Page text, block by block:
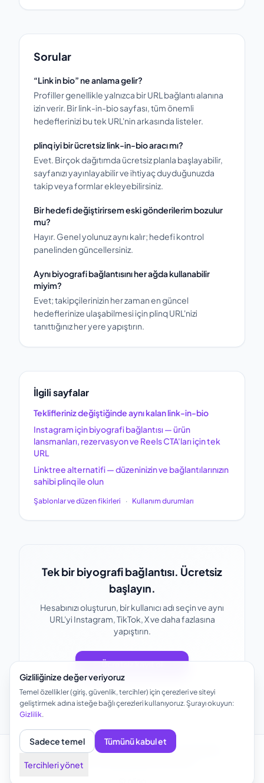
Sorular
“Link in bio” ne anlama gelir?
Profiller genellikle yalnızca bir URL bağlantı alanına
izin verir. Bir link-in-bio sayfası, tüm önemli
hedeflerinizi bu tek URL'nin arkasında listeler.
plinq iyi bir ücretsiz link-in-bio aracı mı?
Evet. Birçok dağıtımda ücretsiz planla başlayabilir,
sayfanızı yayınlayabilir ve ihtiyaç duyduğunuzda
takip veya formlar ekleyebilirsiniz.
Bir hedefi değiştirirsem eski gönderilerim bozulur
mu?
Hayır. Genel yolunuz aynı kalır; hedefi kontrol
panelinden güncellersiniz.
Aynı biyografi bağlantısını her ağda kullanabilir
miyim?
Evet; takipçilerinizin her zaman en güncel
hedeflerinize ulaşabilmesi için plinq URL'nizi
tanıttığınız her yere yapıştırın.
İlgili sayfalar
Teklifleriniz değiştiğinde aynı kalan link-in-bio
Instagram için biyografi bağlantısı — ürün
lansmanları, rezervasyon ve Reels CTA'ları için tek
URL
Linktree alternatifi — düzeninizin ve bağlantılarınızın
sahibi plinq ile olun
Şablonlar ve düzen fikirleri · Kullanım durumları
Tek bir biyografi bağlantısı. Ücretsiz
başlayın.
Hesabınızı oluşturun, bir kullanıcı adı seçin ve aynı
URL'yi Instagram, TikTok, X ve daha fazlasına
yapıştırın.
Ücretsiz kayıt ol
HakkındaŞablonlar Kullanım durumları
Kullanıcı Sözleşmesi
Gizliliğinize değer veriyoruz
Temel özellikler (giriş, güvenlik, tercihler) için çerezleri ve siteyi
geliştirmek adına isteğe bağlı çerezleri kullanıyoruz. Şurayı okuyun:
Gizlilik.
Sadece temel Tümünü kabul et
Tercihleri yönet